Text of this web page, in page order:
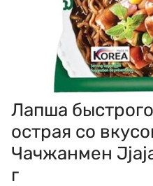
Лапша
острая со
Чачжанмен
г